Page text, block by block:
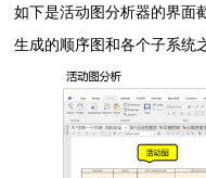
如下是活动图分析器的界面
生成的顺序图和各个子系统